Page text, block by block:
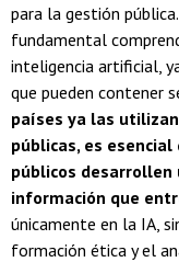
para la gestión
fundamental
inteligencia artificial,
que pueden contener
países ya las
públicas, es
públicos
información que
únicamente en la IA,
formación ética y el